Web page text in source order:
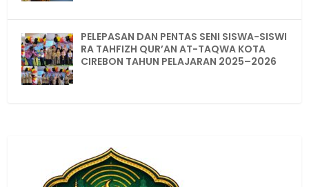
PELEPASAN DAN PENTAS SENI SISWA-SISWI
RA TAHFIZH QUR’AN AT-TAQWA KOTA
CIREBON TAHUN PELAJARAN 2025–2026